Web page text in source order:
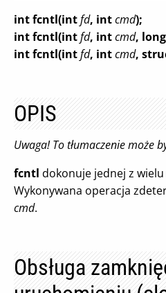
int fcntl(intfd, intcmd);
int fcntl(intfd, intcmd, long
int fcntl(intfd, intcmd,
OPIS
Uwaga! To tłumaczenie może
fcntl dokonuje jednej z
Wykonywana operacja
cmd.
Obsługa